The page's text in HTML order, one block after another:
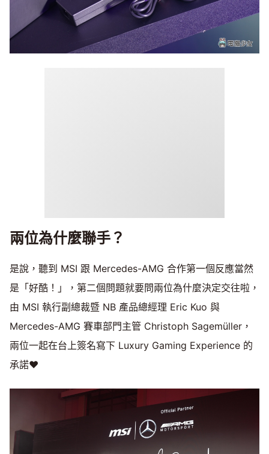
兩位為什麼聯手？
是說，聽到 MSI 跟 Mercedes-AMG 合作第一個反應當然
是「好酷！」，第二個問題就要問兩位為什麼決定交往啦，
由 MSI 執行副總裁暨 NB 產品總經理 Eric Kuo 與
Mercedes-AMG 賽車部門主管 Christoph Sagemüller，
兩位一起在台上簽名寫下 Luxury Gaming Experience 的
承諾♥